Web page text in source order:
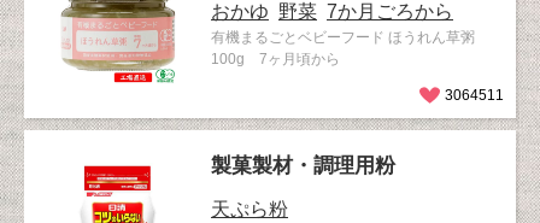
おかゆ 野菜 7か月ごろから
有機まるごとベビーフード ほうれん草粥
100g 7ヶ月頃から
3064511
製菓製材・調理用粉
天ぷら粉